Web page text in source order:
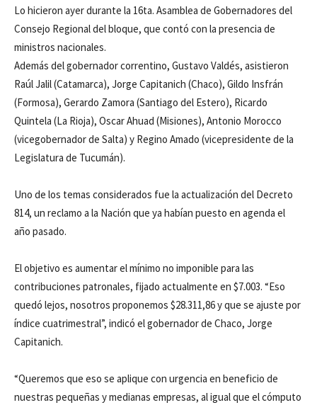
Lo hicieron ayer durante la 16ta. Asamblea de Gobernadores del
Consejo Regional del bloque, que contó con la presencia de
ministros nacionales.
Además del gobernador correntino, Gustavo Valdés, asistieron
Raúl Jalil (Catamarca), Jorge Capitanich (Chaco), Gildo Insfrán
(Formosa), Gerardo Zamora (Santiago del Estero), Ricardo
Quintela (La Rioja), Oscar Ahuad (Misiones), Antonio Morocco
(vicegobernador de Salta) y Regino Amado (vicepresidente de la
Legislatura de Tucumán).
Uno de los temas considerados fue la actualización del Decreto
814, un reclamo a la Nación que ya habían puesto en agenda el
año pasado.
El objetivo es aumentar el mínimo no imponible para las
contribuciones patronales, fijado actualmente en $7.003. “Eso
quedó lejos, nosotros proponemos $28.311,86 y que se ajuste por
índice cuatrimestral”, indicó el gobernador de Chaco, Jorge
Capitanich.
“Queremos que eso se aplique con urgencia en beneficio de
nuestras pequeñas y medianas empresas, al igual que el cómputo